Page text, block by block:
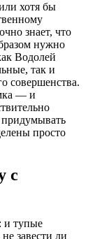
хотя бы
знает, что
нужно
Водолей
так и
совершенства.
— и
придумывать
просто
с
и тупые
завести ли